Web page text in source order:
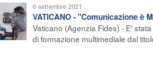
6 settembre 2021
VATICANO - "Comunicazione è
Vaticano (Agenzia Fides) - E'
di formazione multimediale dal